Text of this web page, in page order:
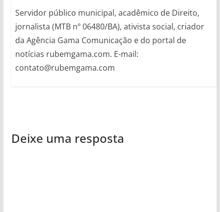
Servidor público municipal, acadêmico de Direito,
jornalista (MTB nº 06480/BA), ativista social, criador
da Agência Gama Comunicação e do portal de
notícias rubemgama.com. E-mail:
contato@rubemgama.com
Deixe uma resposta